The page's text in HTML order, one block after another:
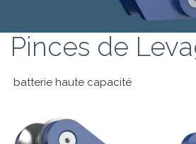
Pinces de
batterie haute capacité